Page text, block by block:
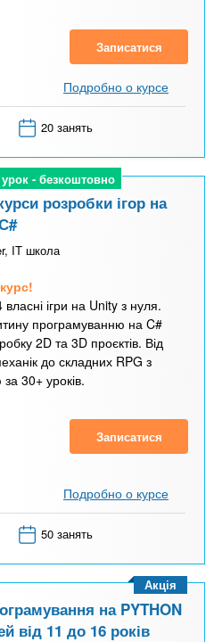
Записатися
Подробно о курсе
20 занять
- безкоштовно
- безкоштовно
розробки ігор на
IT школа
власні ігри на Unity з нуля.
програмуванню на C#
2D та 3D проєктів. Від
до складних RPG з
30+ уроків.
Записатися
Подробно о курсе
50 занять
на PYTHON
від 11 до 16 років
Акція